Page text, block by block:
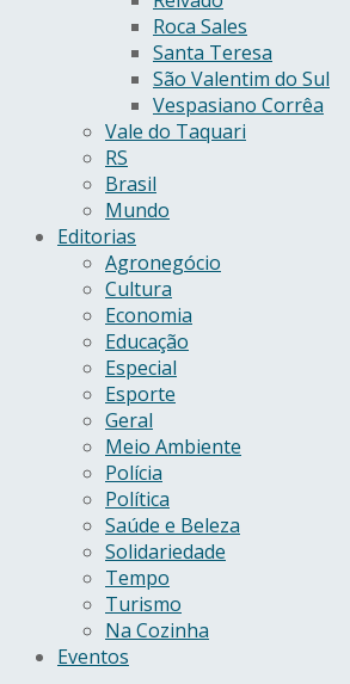
Roca Sales
Santa Teresa
São Valentim do Sul
Vespasiano Corrêa
Vale do Taquari
RS
Brasil
Mundo
Editorias
Agronegócio
Cultura
Economia
Educação
Especial
Esporte
Geral
Meio Ambiente
Polícia
Política
Saúde e Beleza
Solidariedade
Tempo
Turismo
Na Cozinha
Eventos